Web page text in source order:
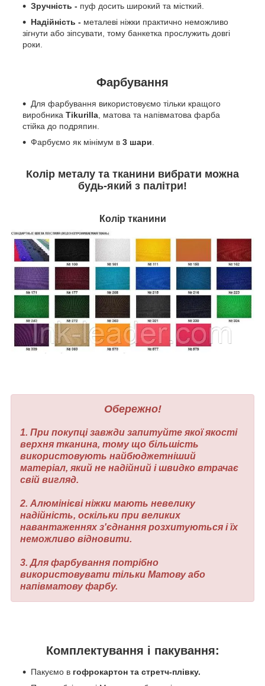
Зручність - пуф досить широкий та місткий.
Надійність - металеві ніжки практично неможливо
зігнути або зіпсувати, тому банкетка прослужить довгі
роки.
Фарбування
Для фарбування використовуємо тільки кращого
виробника Tikurilla , матова та напівматова фарба
стійка до подряпин.
Фарбуємо як мінімум в 3 шари
Колір металу та тканини вибрати можна
будь-який з палітри!
Колір тканини
Обережно!
1. При покупці завжди запитуйте якої якості
верхня тканина, тому що більшість
використовують найбюджетніший
матеріал, який не надійний і швидко втрачає
свій вигляд.
2. Алюмінієві ніжки мають невелику
надійність, оскільки при великих
навантаженнях з'єднання розхитуються і їх
неможливо відновити.
3. Для фарбування потрібно
використовувати тільки Матову або
напівматову фарбу.
Комплектування і пакування:
Пакуємо в гофрокартон та стретч-плівку.